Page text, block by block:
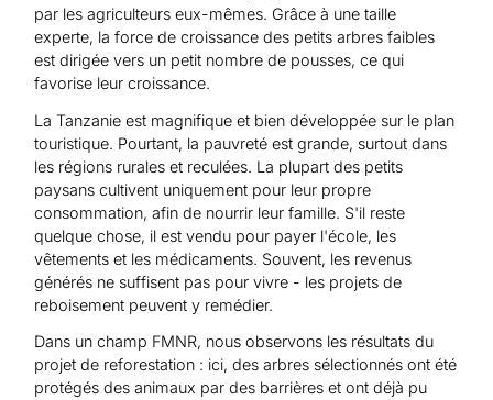
par les agriculteurs eux-mêmes. Grâce à une taille
experte, la force de croissance des petits arbres faibles
est dirigée vers un petit nombre de pousses, ce qui
favorise leur croissance.
La Tanzanie est magnifique et bien développée sur le plan
touristique. Pourtant, la pauvreté est grande, surtout dans
les régions rurales et reculées. La plupart des petits
paysans cultivent uniquement pour leur propre
consommation, afin de nourrir leur famille. S'il reste
quelque chose, il est vendu pour payer l'école, les
vêtements et les médicaments. Souvent, les revenus
générés ne suffisent pas pour vivre - les projets de
reboisement peuvent y remédier.
Dans un champ FMNR, nous observons les résultats du
projet de reforestation : ici, des arbres sélectionnés ont été
protégés des animaux par des barrières et ont déjà pu